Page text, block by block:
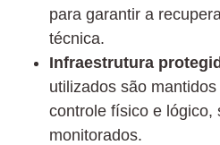
para garantir a
técnica.
Infraestrutura
utilizados são
controle físico e lógico,
monitorados.